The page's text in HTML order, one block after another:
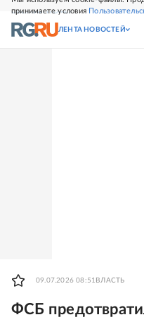
принимаете условия
СВЕЖИЙ НОМЕР
ЛЕНТА НОВОСТЕЙ
09.07.2026 08:51 ВЛАСТЬ
ФСБ